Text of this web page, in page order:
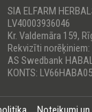
SIA ELFARM
LV40003936046
Kr. Valdemāra 159,
Rekvizīti norēķiniem:
AS Swedbank
KONTS: